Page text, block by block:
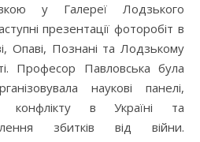
у Галереї Лодзького
презентації фоторобіт в
Опаві, Познані та Лодзькому
Професор Павловська була
наукові панелі,
конфлікту в Україні та
збитків від війни.